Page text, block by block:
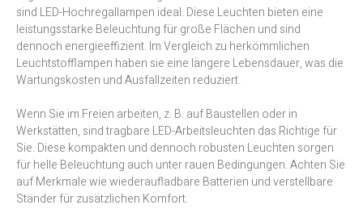
sind LED-Hochregallampen ideal. Diese Leuchten bieten eine
leistungsstarke Beleuchtung für große Flächen und sind
dennoch energieeffizient. Im Vergleich zu herkömmlichen
Leuchtstofflampen haben sie eine längere Lebensdauer, was die
Wartungskosten und Ausfallzeiten reduziert.
Wenn Sie im Freien arbeiten, z. B. auf Baustellen oder in
Werkstätten, sind tragbare LED-Arbeitsleuchten das Richtige für
Sie. Diese kompakten und dennoch robusten Leuchten sorgen
für helle Beleuchtung auch unter rauen Bedingungen. Achten Sie
auf Merkmale wie wiederaufladbare Batterien und verstellbare
Ständer für zusätzlichen Komfort.